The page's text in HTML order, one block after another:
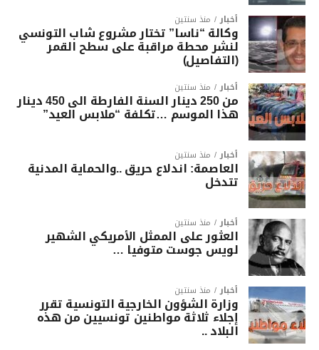
أخبار منذ سنتين
وكالة “ناسا” تختار مشروع شاب التونسي
لنشر محطة مراقبة على سطح القمر
(التفاصيل)
أخبار منذ سنتين
من 250 دينار السنة الفارطة الى 450 دينار
هذا الموسم …تكلفة “ملابس العيد”
أخبار منذ سنتين
العاصمة: اندلاع حريق ..والحماية المدنية
تتدخل
أخبار منذ سنتين
العثور على الممثل الأمريكي الشهير
لويس جوست متوفيا …
أخبار منذ سنتين
وزارة الشؤون الخارجية التونسية تقرر
إجلاء ثلاثة مواطنين تونسيين من هذه
البلاد ..